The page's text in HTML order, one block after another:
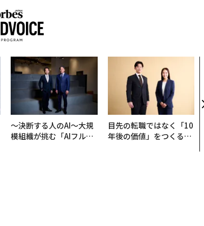
〜決断する人のAI〜大規
模組織が挑む「AIフル実
目先の転職ではなく「10
年後の価値」をつくる─